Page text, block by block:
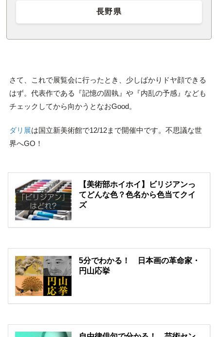
長野県
さて、これで展覧会に行ったとき、少しばかりドヤ顔できる
はず。代表作である『記憶の固執』や『内乱の予感』なども
チェックしてから向かうとなおGood。
ダリ展は国立新美術館で12/12まで開催中です。不思議な世
界へGO！
【美術部ホイホイ】ビリジアンっ
てどんな色？色名から色当てクイ
ズ
5分でわかる！ 日本画の革命家・
円山応挙